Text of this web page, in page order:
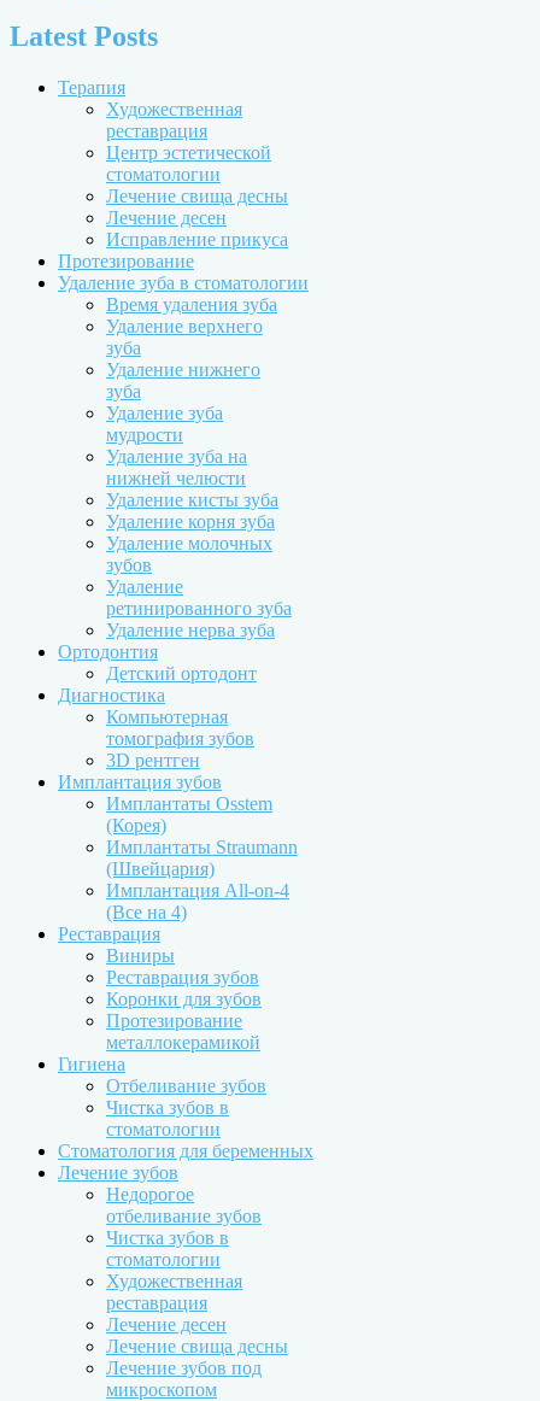
Latest Posts
Терапия
Художественная
реставрация
Центр эстетической
стоматологии
Лечение свища десны
Лечение десен
Исправление прикуса
Протезирование
Удаление зуба в стоматологии
Время удаления зуба
Удаление верхнего
зуба
Удаление нижнего
зуба
Удаление зуба
мудрости
Удаление зуба на
нижней челюсти
Удаление кисты зуба
Удаление корня зуба
Удаление молочных
зубов
Удаление
ретинированного зуба
Удаление нерва зуба
Ортодонтия
Детский ортодонт
Диагностика
Компьютерная
томография зубов
3D рентген
Имплантация зубов
Имплантаты Osstem
(Корея)
Имплантаты Straumann
(Швейцария)
Имплантация All-on-4
(Все на 4)
Реставрация
Виниры
Реставрация зубов
Коронки для зубов
Протезирование
металлокерамикой
Гигиена
Отбеливание зубов
Чистка зубов в
стоматологии
Стоматология для беременных
Лечение зубов
Недорогое
отбеливание зубов
Чистка зубов в
стоматологии
Художественная
реставрация
Лечение десен
Лечение свища десны
Лечение зубов под
микроскопом